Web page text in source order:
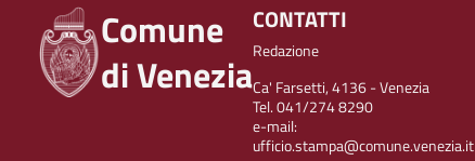
Comune
di Venezia
CONTATTI
Redazione
Ca' Farsetti, 4136 - Venezia
Tel. 041/274 8290
e-mail:
ufficio.stampa@comune.venezia.it